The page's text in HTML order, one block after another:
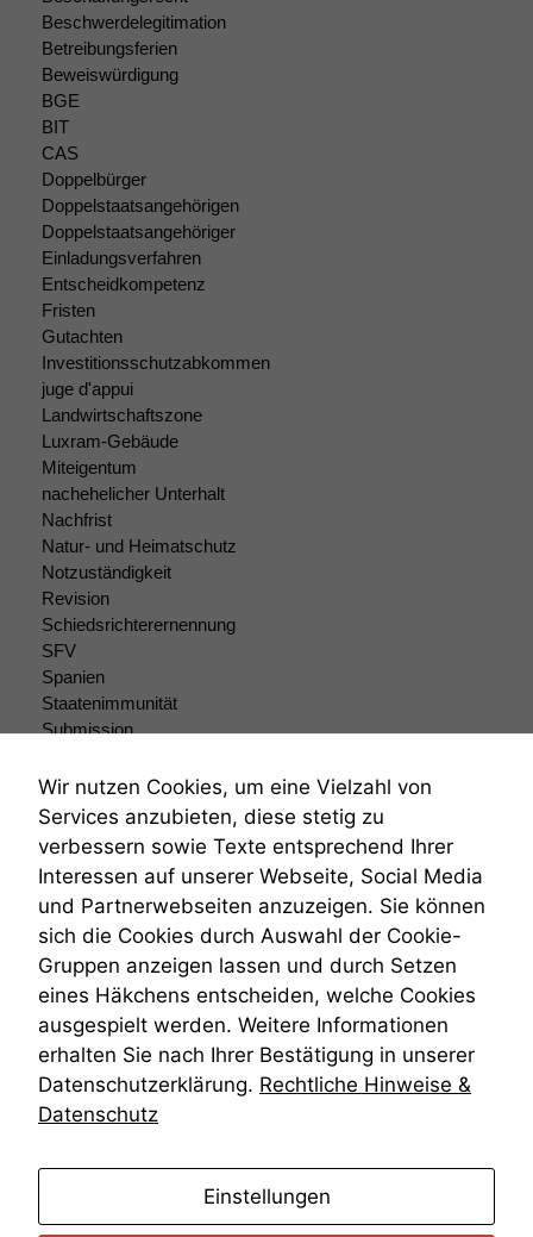
Beschwerdelegitimation
Betreibungsferien
Beweiswürdigung
BGE
BIT
CAS
Doppelbürger
Doppelstaatsangehörigen
Doppelstaatsangehöriger
Einladungsverfahren
Entscheidkompetenz
Fristen
Gutachten
Investitionsschutzabkommen
juge d'appui
Landwirtschaftszone
Luxram-Gebäude
Miteigentum
nachehelicher Unterhalt
Nachfrist
Natur- und Heimatschutz
Notzuständigkeit
Revision
Schiedsrichterernennung
SFV
Spanien
Staatenimmunität
Submission
Teilungsklage
Venezuela
VRK
Wiederherstellungsanordnung
Zivilprozessordnung
ZPO
Zustellfiktion
Zuständigkeit
Öffentliches Personalrecht
Öffentlichkeitsprinzip
Wir nutzen Cookies, um eine Vielzahl von
Services anzubieten, diese stetig zu
verbessern sowie Texte entsprechend Ihrer
Interessen auf unserer Webseite, Social Media
und Partnerwebseiten anzuzeigen. Sie können
sich die Cookies durch Auswahl der Cookie-
Gruppen anzeigen lassen und durch Setzen
eines Häkchens entscheiden, welche Cookies
ausgespielt werden. Weitere Informationen
erhalten Sie nach Ihrer Bestätigung in unserer
Datenschutzerklärung. Rechtliche Hinweise &
Datenschutz
Einstellungen